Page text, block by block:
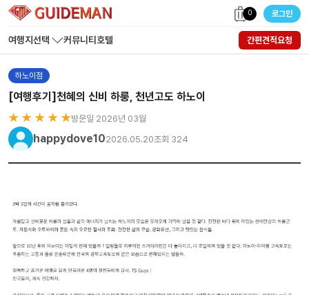
0 로그인
여행지선택 커뮤니티 호텔 간편견적요청
하노이점
[여행후기]천혜의 신비 하룽, 천년고도 하노이
★ ★ ★ ★ ★방문일 2026년 03월
happydove102026.05.20조회 324